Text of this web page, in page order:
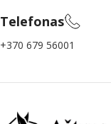
Telefonas
+370 679 56001